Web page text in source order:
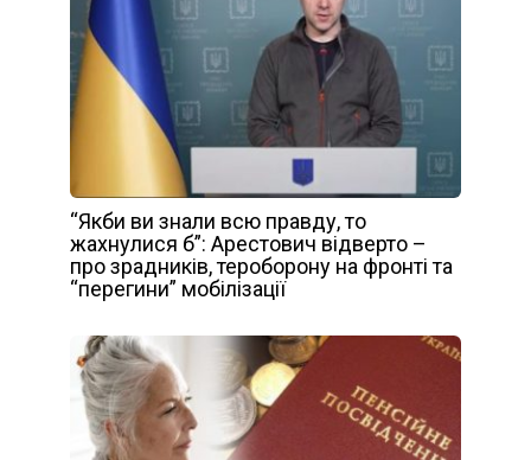
“Якби ви знали всю правду, то
жахнулися б”: Арестович відверто –
про зрадників, тероборону на фронті та
“перегини” мобілізації